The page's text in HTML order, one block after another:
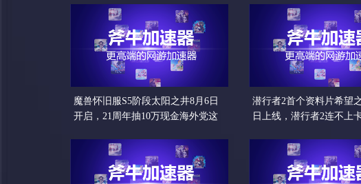
魔兽怀旧服S5阶段太阳之井8月6日
开启，21周年抽10万现金海外党这
潜行者2首个资料片希望
日上线，潜行者2连不上